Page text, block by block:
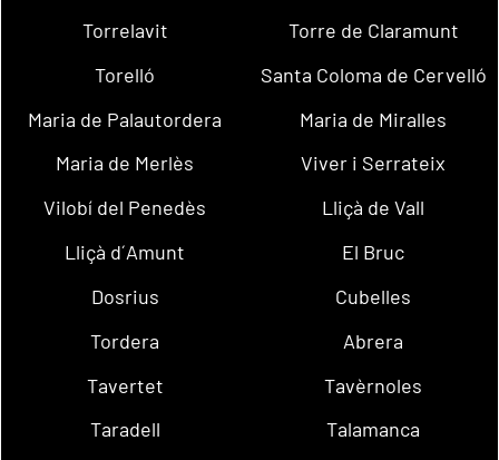
Torrelavit
Torre de Claramunt
Torelló
Santa Coloma de Cervelló
Maria de Palautordera
Maria de Miralles
Maria de Merlès
Viver i Serrateix
Vilobí del Penedès
Lliçà de Vall
Lliçà d´Amunt
El Bruc
Dosrius
Cubelles
Tordera
Abrera
Tavertet
Tavèrnoles
Taradell
Talamanca